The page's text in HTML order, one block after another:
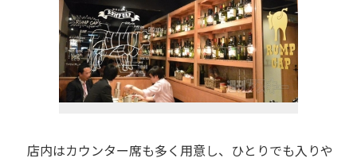
店内はカウンター席も多く用意し、ひとりでも入りや